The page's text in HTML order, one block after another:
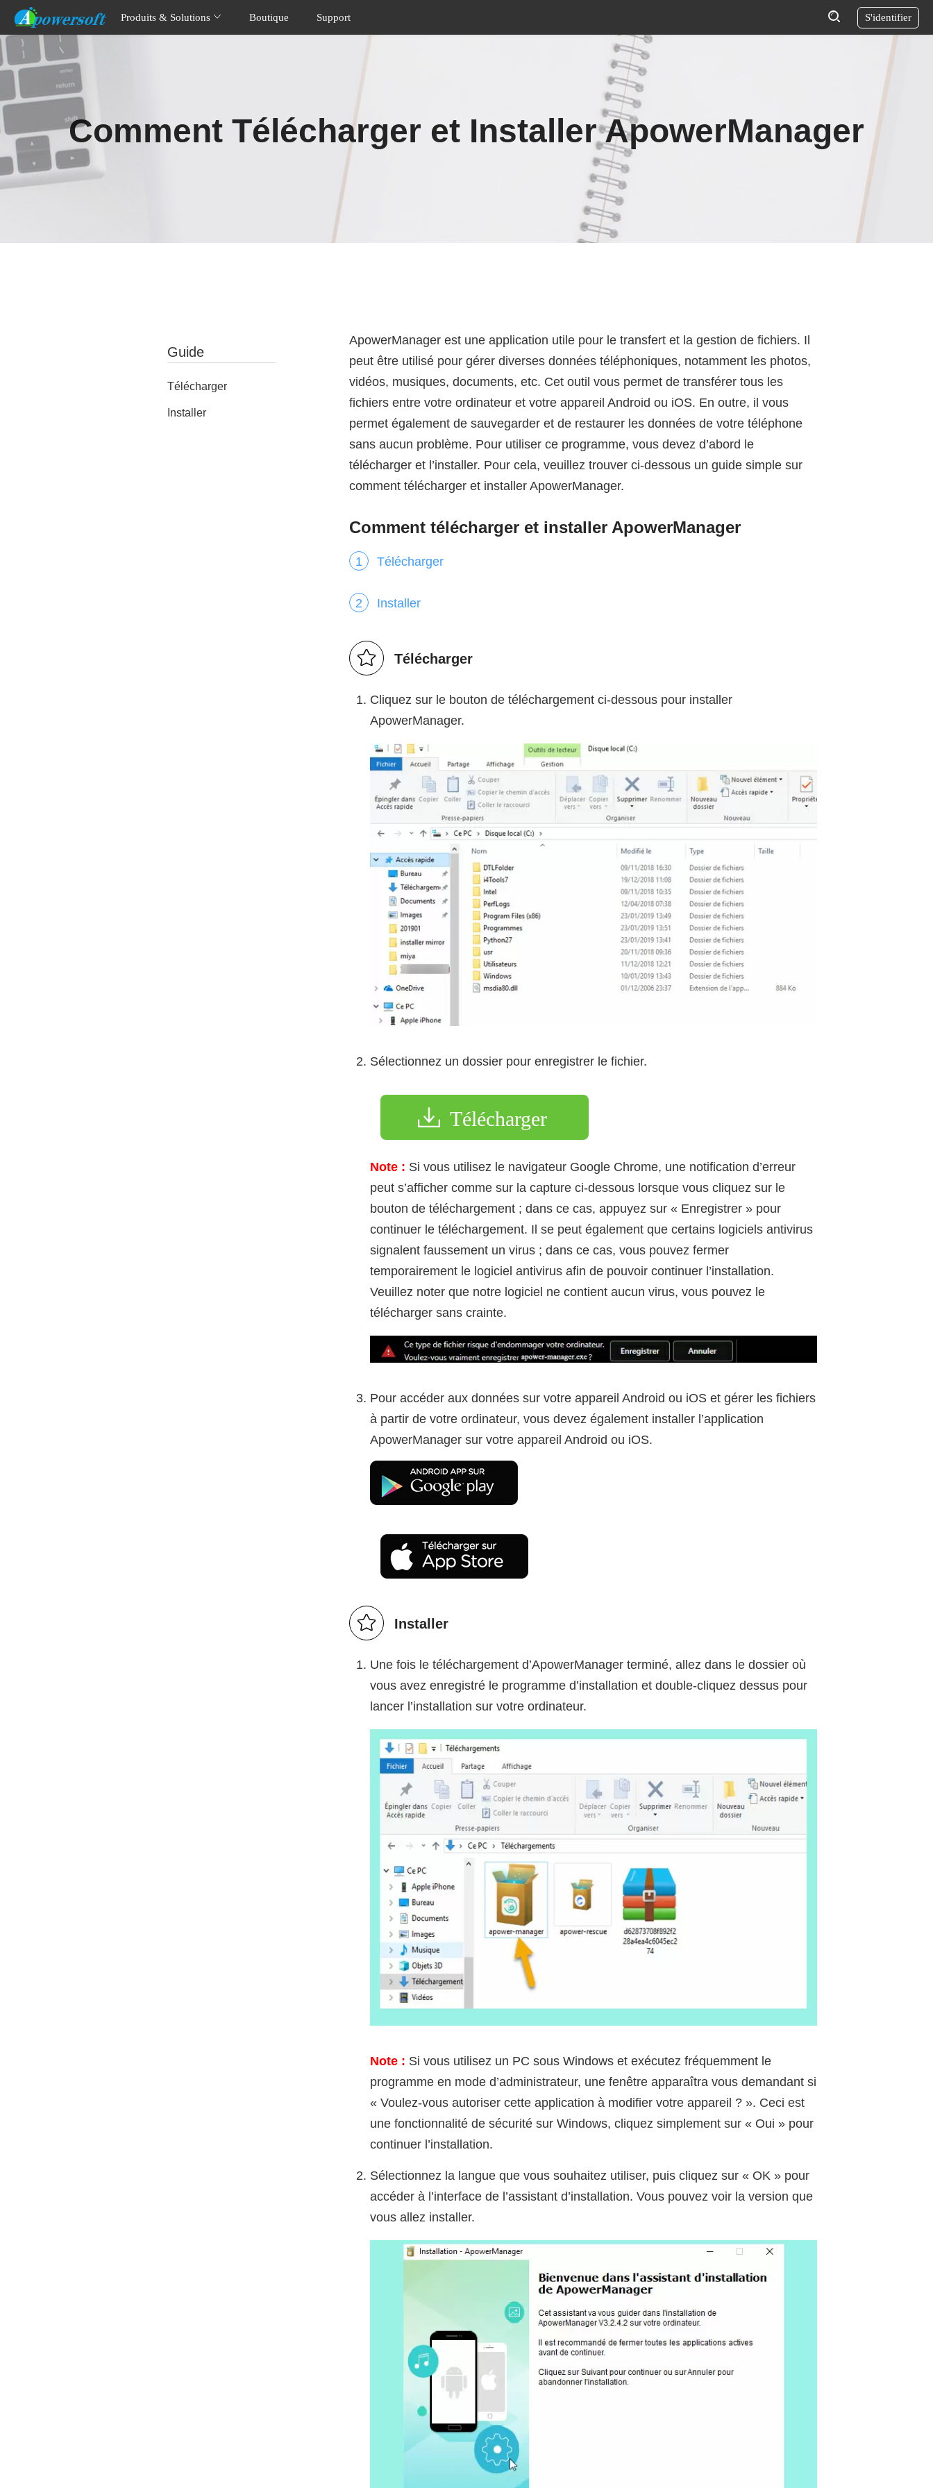
Produits & Solutions Boutique Support S'identifier
Comment Télécharger et Installer ApowerManager
Guide
Télécharger
Installer
ApowerManager est une application utile pour le transfert et la gestion de fichiers. Il
peut être utilisé pour gérer diverses données téléphoniques, notamment les photos,
vidéos, musiques, documents, etc. Cet outil vous permet de transférer tous les
fichiers entre votre ordinateur et votre appareil Android ou iOS. En outre, il vous
permet également de sauvegarder et de restaurer les données de votre téléphone
sans aucun problème. Pour utiliser ce programme, vous devez d’abord le
télécharger et l’installer. Pour cela, veuillez trouver ci-dessous un guide simple sur
comment télécharger et installer ApowerManager.
Comment télécharger et installer ApowerManager
Télécharger
Installer
Télécharger
Cliquez sur le bouton de téléchargement ci-dessous pour installer
ApowerManager.
Sélectionnez un dossier pour enregistrer le fichier.
Télécharger
Note : Si vous utilisez le navigateur Google Chrome, une notification d’erreur
peut s’afficher comme sur la capture ci-dessous lorsque vous cliquez sur le
bouton de téléchargement ; dans ce cas, appuyez sur « Enregistrer » pour
continuer le téléchargement. Il se peut également que certains logiciels antivirus
signalent faussement un virus ; dans ce cas, vous pouvez fermer
temporairement le logiciel antivirus afin de pouvoir continuer l’installation.
Veuillez noter que notre logiciel ne contient aucun virus, vous pouvez le
télécharger sans crainte.
Pour accéder aux données sur votre appareil Android ou iOS et gérer les fichiers
à partir de votre ordinateur, vous devez également installer l’application
ApowerManager sur votre appareil Android ou iOS.
Installer
Une fois le téléchargement d’ApowerManager terminé, allez dans le dossier où
vous avez enregistré le programme d’installation et double-cliquez dessus pour
lancer l’installation sur votre ordinateur.
Note : Si vous utilisez un PC sous Windows et exécutez fréquemment le
programme en mode d’administrateur, une fenêtre apparaîtra vous demandant si
« Voulez-vous autoriser cette application à modifier votre appareil ? ». Ceci est
une fonctionnalité de sécurité sur Windows, cliquez simplement sur « Oui » pour
continuer l’installation.
Sélectionnez la langue que vous souhaitez utiliser, puis cliquez sur « OK » pour
accéder à l’interface de l’assistant d’installation. Vous pouvez voir la version que
vous allez installer.